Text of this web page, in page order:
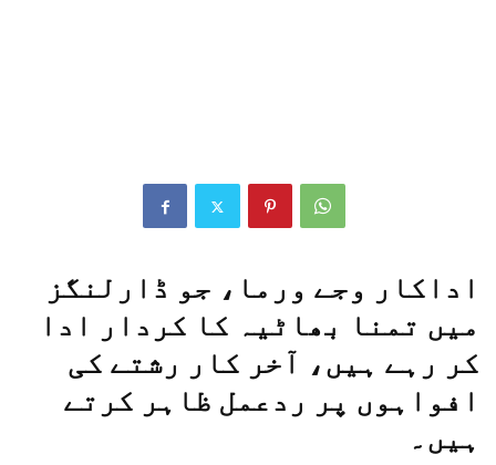
اداکار وجے ورما، جو ڈارلنگز
میں تمنا بھاٹیہ کا کردار ادا
کر رہے ہیں، آخر کار رشتے کی
افواہوں پر ردعمل ظاہر کرتے
ہیں۔